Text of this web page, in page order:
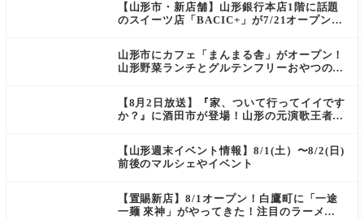
【山形市・新店舗】山形銀行本店1階に話題
のスイーツ店「BACIC+」が7/21オープン！
山形市にカフェ「まんまる舎」がオープン！
山形野菜ランチとグルテンフリーおやつの新
【8月2日放送】『家、ついて行ってイイです
か？』に酒田市が登場！山形の元演歌王者
【山形週末イベント情報】8/1(土）〜8/2(日)
前後のマルシェやイベント
【置賜新店】8/1オープン！白鷹町に「一途
一麺 來神」がやってきた！注目のラーメン